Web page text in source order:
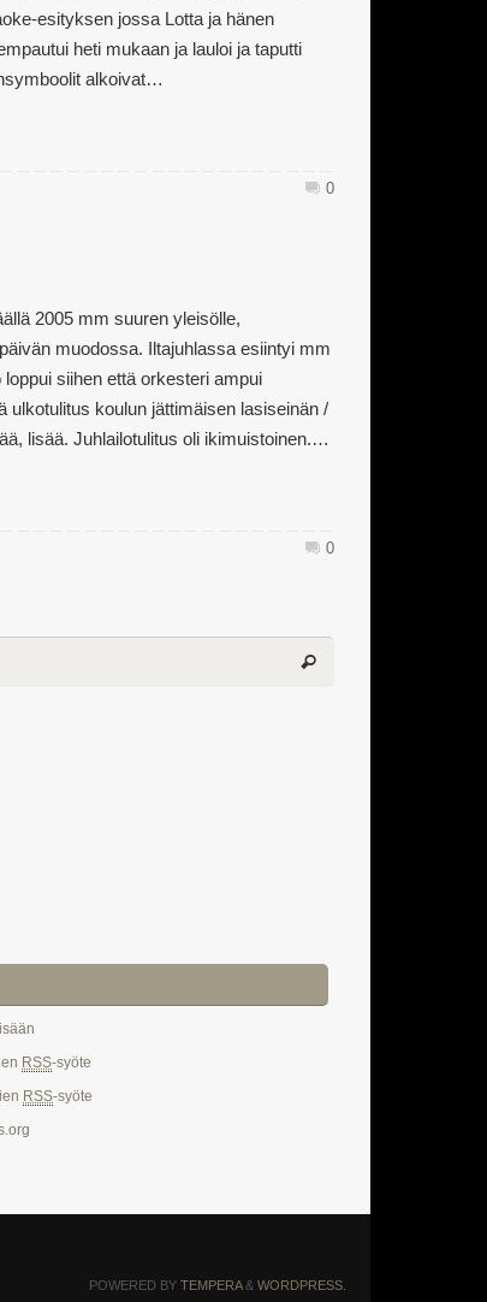
esityksen jossa Lotta ja hänen
heti mukaan ja lauloi ja taputti
alkoivat…
0
2005 mm suuren yleisölle,
muodossa. Iltajuhlassa esiintyi mm
siihen että orkesteri ampui
ulkotulitus koulun jättimäisen lasiseinän /
lisää. Juhlailotulitus oli ikimuistoinen.…
0
RSS-syöte
RSS-syöte
POWERED BY TEMPERA& WORDPRESS.